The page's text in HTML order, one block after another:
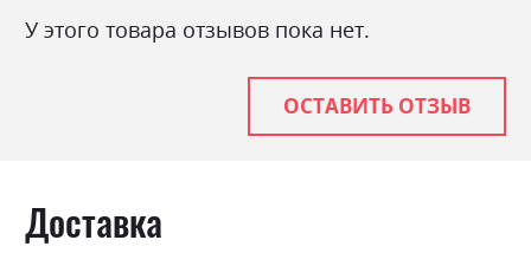
У этого товара отзывов пока нет.
ОСТАВИТЬ ОТЗЫВ
Доставка